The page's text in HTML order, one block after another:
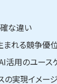
確な違い
まれる競争優
活用のユー
の実現イメージ